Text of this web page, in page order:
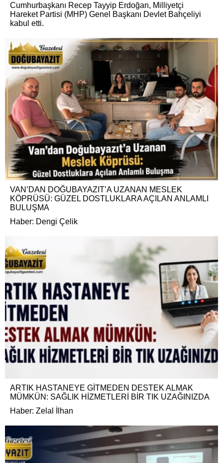
Cumhurbaşkanı Recep Tayyip Erdoğan, Milliyetçi
Hareket Partisi (MHP) Genel Başkanı Devlet Bahçeliyi
kabul etti.
VAN’DAN DOĞUBAYAZIT’A UZANAN MESLEK
KÖPRÜSÜ: GÜZEL DOSTLUKLARA AÇILAN ANLAMLI
BULUŞMA
Haber: Dengi Çelik
ARTIK HASTANEYE GİTMEDEN DESTEK ALMAK
MÜMKÜN: SAĞLIK HİZMETLERİ BİR TIK UZAĞINIZDA
Haber: Zelal İlhan